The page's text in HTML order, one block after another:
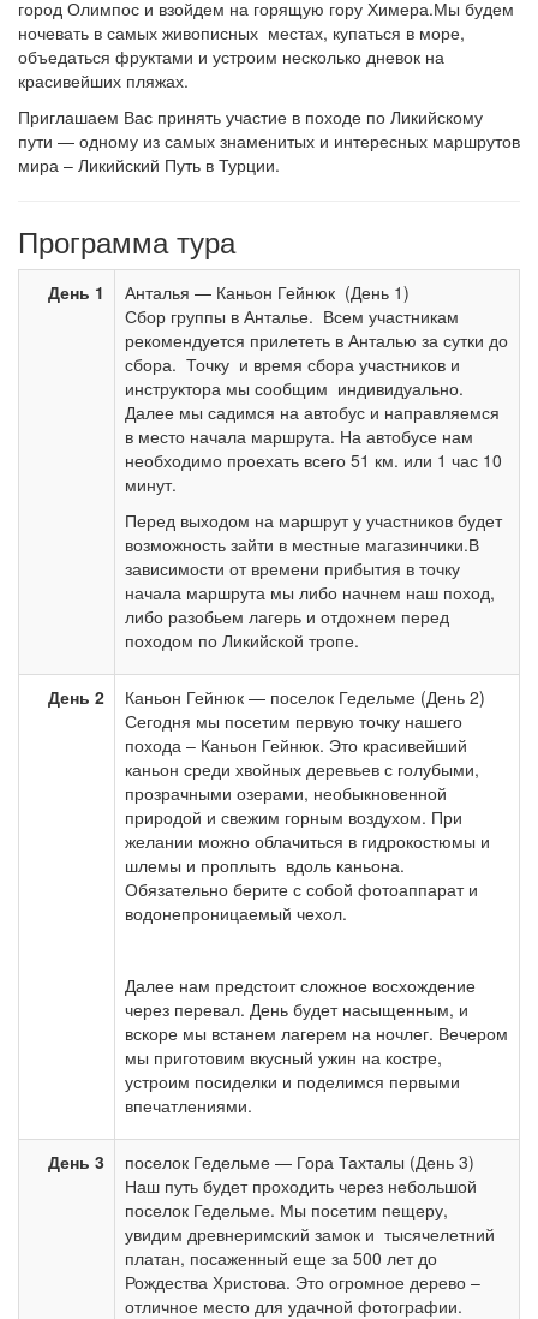
город Олимпос и взойдем на горящую гору Химера.Мы будем
ночевать в самых живописных местах, купаться в море,
объедаться фруктами и устроим несколько дневок на
красивейших пляжах.
Приглашаем Вас принять участие в походе по Ликийскому
пути — одному из самых знаменитых и интересных маршрутов
мира – Ликийский Путь в Турции.
Программа тура
День 1
Анталья — Каньон Гейнюк (День 1)
Сбор группы в Анталье. Всем участникам
рекомендуется прилететь в Анталью за сутки до
сбора. Точку и время сбора участников и
инструктора мы сообщим индивидуально.
Далее мы садимся на автобус и направляемся
в место начала маршрута. На автобусе нам
необходимо проехать всего 51 км. или 1 час 10
минут.
Перед выходом на маршрут у участников будет
возможность зайти в местные магазинчики.В
зависимости от времени прибытия в точку
начала маршрута мы либо начнем наш поход,
либо разобьем лагерь и отдохнем перед
походом по Ликийской тропе.
День 2
Каньон Гейнюк — поселок Гедельме (День 2)
Сегодня мы посетим первую точку нашего
похода – Каньон Гейнюк. Это красивейший
каньон среди хвойных деревьев с голубыми,
прозрачными озерами, необыкновенной
природой и свежим горным воздухом. При
желании можно облачиться в гидрокостюмы и
шлемы и проплыть вдоль каньона.
Обязательно берите с собой фотоаппарат и
водонепроницаемый чехол.
Далее нам предстоит сложное восхождение
через перевал. День будет насыщенным, и
вскоре мы встанем лагерем на ночлег. Вечером
мы приготовим вкусный ужин на костре,
устроим посиделки и поделимся первыми
впечатлениями.
День 3
поселок Гедельме — Гора Тахталы (День 3)
Наш путь будет проходить через небольшой
поселок Гедельме. Мы посетим пещеру,
увидим древнеримский замок и тысячелетний
платан, посаженный еще за 500 лет до
Рождества Христова. Это огромное дерево –
отличное место для удачной фотографии.